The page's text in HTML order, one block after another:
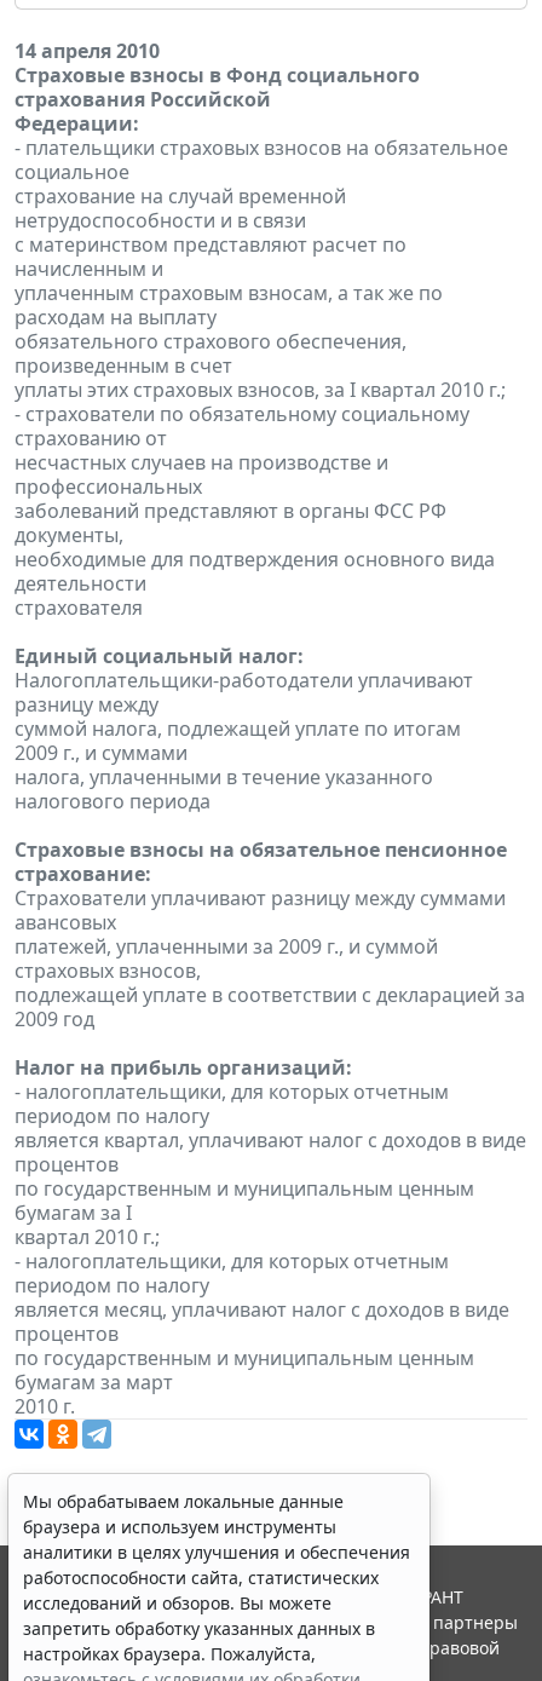
14 апреля 2010
Страховые взносы в Фонд социального
страхования Российской
Федерации:
- плательщики страховых взносов на обязательное
социальное
страхование на случай временной
нетрудоспособности и в связи
с материнством представляют расчет по
начисленным и
уплаченным страховым взносам, а так же по
расходам на выплату
обязательного страхового обеспечения,
произведенным в счет
уплаты этих страховых взносов, за I квартал 2010 г.;
- страхователи по обязательному социальному
страхованию от
несчастных случаев на производстве и
профессиональных
заболеваний представляют в органы ФСС РФ
документы,
необходимые для подтверждения основного вида
деятельности
страхователя
Единый социальный налог:
Налогоплательщики-работодатели уплачивают
разницу между
суммой налога, подлежащей уплате по итогам
2009 г., и суммами
налога, уплаченными в течение указанного
налогового периода
Страховые взносы на обязательное пенсионное
страхование:
Страхователи уплачивают разницу между суммами
авансовых
платежей, уплаченными за 2009 г., и суммой
страховых взносов,
подлежащей уплате в соответствии с декларацией за
2009 год
Налог на прибыль организаций:
- налогоплательщики, для которых отчетным
периодом по налогу
является квартал, уплачивают налог с доходов в виде
процентов
по государственным и муниципальным ценным
бумагам за I
квартал 2010 г.;
- налогоплательщики, для которых отчетным
периодом по налогу
является месяц, уплачивают налог с доходов в виде
процентов
по государственным и муниципальным ценным
бумагам за март
2010 г.
Мы обрабатываем локальные данные
браузера и используем инструменты
аналитики в целях улучшения и обеспечения
работоспособности сайта, статистических
исследований и обзоров. Вы можете
запретить обработку указанных данных в
настройках браузера. Пожалуйста,
© ООО "НПП "ГАРАНТ-СЕРВИС", 2026. Система ГАРАНТ
выпускается с 1990 года. Компания "Гарант" и ее партнеры
являются участниками Российской ассоциации правовой
информации ГАРАНТ.